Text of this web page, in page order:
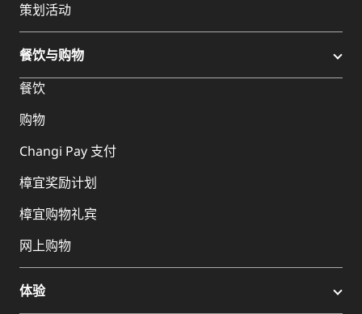
策划活动
餐饮与购物
餐饮
购物
Changi Pay 支付
樟宜奖励计划
樟宜购物礼宾
网上购物
体验